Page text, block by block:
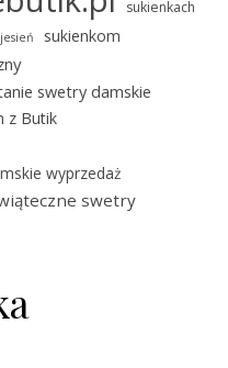
sukienkach
sukienkom
swetry damskie
z Butik
wyprzedaż
swetry